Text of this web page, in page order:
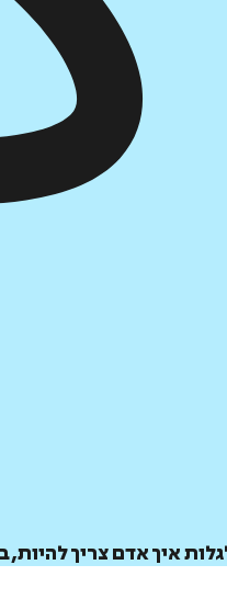
איך אדם צריך